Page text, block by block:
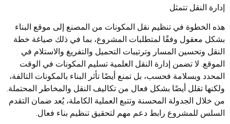
إدارة النقل تتمثل
هذه الخطوة في تنظيم نقل المكونات من المصنع إلى موقع البناء
بشكل معقول وفقًا لمتطلبات المشروع، بما في ذلك صياغة خطة
النقل وتحسين المسار وترتيبات التحميل والتفريغ والاستلام في
الموقع. لا تضمن إدارة النقل العلمية تسليم المكونات في الوقت
المحدد وبسلامة فحسب، بل تمنع أيضًا تأثر البناء بالمكونات التالفة،
ولكنها تقلل أيضًا بشكل فعال من تكاليف النقل والمخاطر المحتملة.
من خلال الجدولة المحسنة وتتبع العملية الكاملة، يُعد ضمان التقدم
السلس للمشروع رابط دعم مهم لتحقيق تنظيم بناء فعال.